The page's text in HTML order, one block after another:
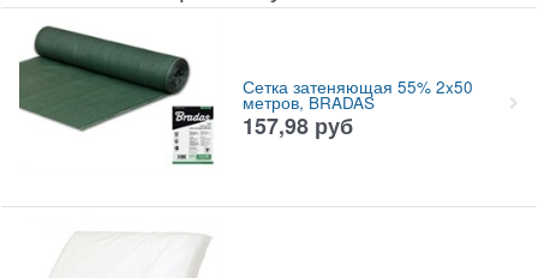
Сетка затеняющая 55% 2x50
метров, BRADAS
157,98 руб